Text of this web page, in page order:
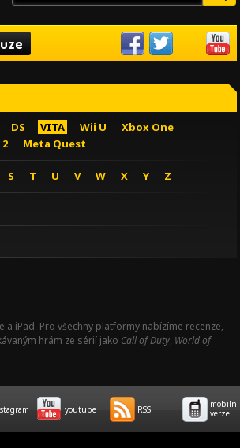
DS VITA Wii U
Xbox One
Meta Quest
S T U V W X Y Z
a iPad. Pro všechny platformy nabízíme recenze,
hrám ze sérií jako Call of Duty, World of
youtube RSS
mobilní
verze